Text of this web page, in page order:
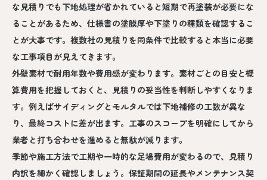
な見積りでも下地処理が省かれていると短期で再塗装が必要にな
ることがあるため、仕様書の塗膜厚や下塗りの種類を確認するこ
とが大事です。複数社の見積りを同条件で比較すると本当に必要
な工事項目が見えてきます。
外壁素材で耐用年数や費用感が変わります。素材ごとの目安と概
算費用を把握しておくと、見積りの妥当性を判断しやすくなりま
す。例えばサイディングとモルタルでは下地補修の工数が異な
り、最終コストに差が出ます。工事のスコープを明確にしてから
業者と打ち合わせを進めると無駄が減ります。
季節や施工方法で工期や一時的な足場費用が変わるので、見積り
内訳を細かく確認しましょう。保証期間の延長やメンテナンス契